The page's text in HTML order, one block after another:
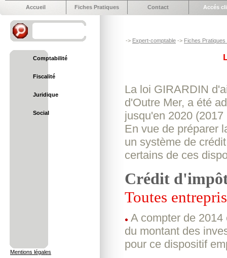
Accueil Fiches Pratiques Contact Accés
Comptabilité
Fiscalité
Juridique
Social
Mentions légales
-> Expert-comptable -> Fiches Pratiques
La loi GIRARDIN
d'Outre Mer, a été
jusqu'en 2020
En vue de préparer
un système de
certains de ces
Crédit
Toutes
A compter de
du montant des
pour ce dispositif